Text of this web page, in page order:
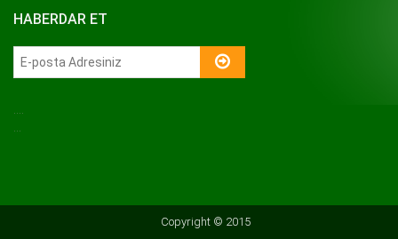
HABERDAR ET
....
...
Copyright © 2015